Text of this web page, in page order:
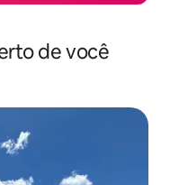
de você